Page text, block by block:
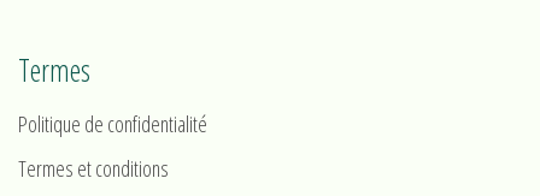
Termes
Politique de confidentialité
Termes et conditions